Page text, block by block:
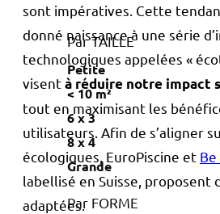
Par TAILLE
Petite
< 10 m²
6 x 3
8 x 4
Grande
Par FORME
sont impératives. Cette
donné naissance à une série
technologiques appelées «
visentà réduire notre impact
tout en maximisant les
utilisateurs. Afin de s’aligner
écologiques, EuroPiscine et Be
labellisé en Suisse, proposent
adaptées.